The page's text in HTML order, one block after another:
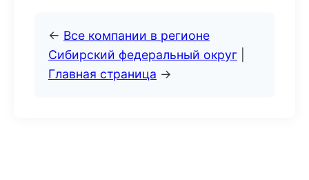
← Все компании в регионе
Сибирский федеральный округ
Главная страница →